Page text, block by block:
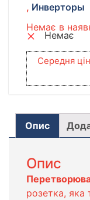
, Инверторы
Немає в
Немає
Середня
Опис
Опис
розетка, яка